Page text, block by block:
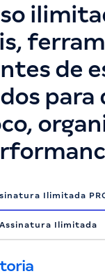
de
para
Ilimitada
Assinatura Ilimitada